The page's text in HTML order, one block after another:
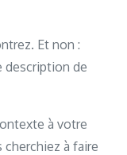
Et non :
description de
à votre
cherchiez à faire